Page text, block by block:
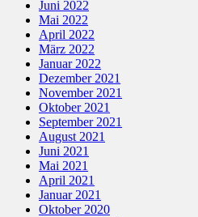
Juni 2022
Mai 2022
April 2022
März 2022
Januar 2022
Dezember 2021
November 2021
Oktober 2021
September 2021
August 2021
Juni 2021
Mai 2021
April 2021
Januar 2021
Oktober 2020